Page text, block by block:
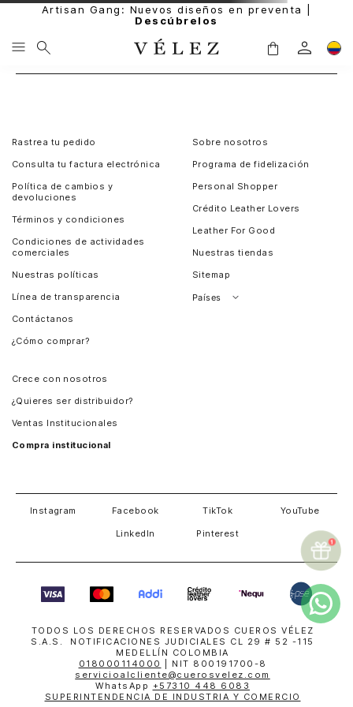
Artisan Gang: Nuevos diseños en preventa |
Descúbrelos
Rastrea tu pedido
Consulta tu factura electrónica
Política de cambios y
devoluciones
Términos y condiciones
Condiciones de actividades
comerciales
Nuestras políticas
Línea de transparencia
Contáctanos
¿Cómo comprar?
Sobre nosotros
Programa de fidelización
Personal Shopper
Crédito Leather Lovers
Leather For Good
Nuestras tiendas
Sitemap
Países
Crece con nosotros
¿Quieres ser distribuidor?
Ventas Institucionales
Compra institucional
Instagram Facebook TikTok YouTube
LinkedIn Pinterest
TODOS LOS DERECHOS RESERVADOS CUEROS VÉLEZ
S.A.S. NOTIFICACIONES JUDICIALES CL 29 # 52 -115
MEDELLÍN COLOMBIA
018000114000
| NIT 800191700-8
servicioalcliente@cuerosvelez.com
WhatsApp +57310 448 6083
SUPERINTENDENCIA DE INDUSTRIA Y COMERCIO